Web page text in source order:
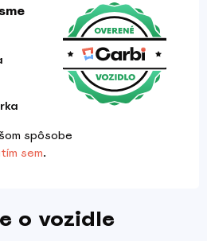
spôsobe
sem.
o vozidle